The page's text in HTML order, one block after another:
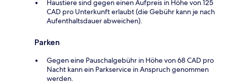
Haustiere sind gegen einen Aufpreis in Höhe von 125
CAD pro Unterkunft erlaubt (die Gebühr kann je nach
Aufenthaltsdauer abweichen).
Parken
Gegen eine Pauschalgebühr in Höhe von 68 CAD pro
Nacht kann ein Parkservice in Anspruch genommen
werden.